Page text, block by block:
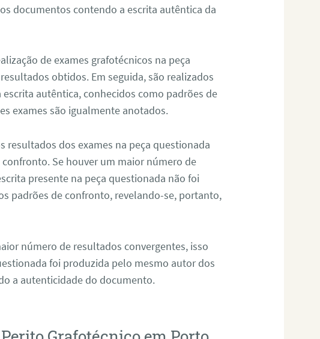
documentos contendo a escrita autêntica da
de exames grafotécnicos na peça
obtidos. Em seguida, são realizados
autêntica, conhecidos como padrões de
exames são igualmente anotados.
resultados dos exames na peça questionada
Se houver um maior número de
presente na peça questionada não foi
padrões de confronto, revelando-se, portanto,
número de resultados convergentes, isso
foi produzida pelo mesmo autor dos
a autenticidade do documento.